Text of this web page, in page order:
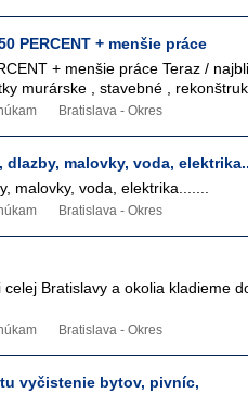
PERCENT + menšie práce
+ menšie práce Teraz /
murárske , stavebné ,
Bratislava - Okres
malovky, voda, elektrika..
malovky, voda, elektrika.......
Bratislava - Okres
Bratislavy a okolia kladieme
Bratislava - Okres
vyčistenie bytov, pivníc,